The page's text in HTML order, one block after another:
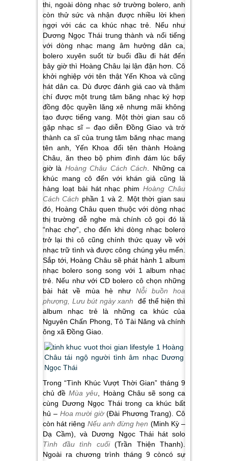
thi, ngoài dòng nhạc sở trường bolero, anh
còn thử sức và nhận được nhiều lời khen
ngợi với các ca khúc nhạc trẻ. Nếu như
Dương Ngọc Thái trung thành và nổi tiếng
với dòng nhạc mang âm hưởng dân ca,
bolero xuyên suốt từ buổi đầu đi hát đến
bây giờ thì Hoàng Châu lại lận đận hơn. Cô
khởi nghiệp với tên thật Yến Khoa và cũng
hát dân ca. Dù được đánh giá cao và thậm
chí được một trung tâm băng nhạc ký hợp
đồng độc quyền lăng xê nhưng mãi không
tạo được tiếng vang. Một thời gian sau cô
gặp nhạc sĩ – đạo diễn Đồng Giao và trở
thành ca sĩ của trung tâm băng nhạc mang
tên anh, Yến Khoa đổi tên thành Hoàng
Châu, ăn theo bộ phim đình đám lúc bấy
giờ là Hoàng Châu Cách Cách . Những ca
khúc mang cô đến với khán giả cũng là
hàng loạt bài hát nhạc phimHoàng Châu
Cách Cách phần 1 và 2. Một thời gian sau
đó, Hoàng Châu quen thuộc với dòng nhạc
thị trường dễ nghe mà chính cô gọi đó là
“nhạc chợ”, cho đến khi dòng nhạc bolero
trở lại thì cô cũng chính thức quay về với
nhạc trữ tình và được công chúng yêu mến.
Sắp tới, Hoàng Châu sẽ phát hành 1 album
nhạc bolero song song với 1 album nhạc
trẻ. Nếu như với CD bolero cô chọn những
bài hát về mùa hè như Nỗi buồn hoa
phượng, Lưu bút ngày xanh để thể hiện thì
album nhạc trẻ là những ca khúc của
Nguyên Chấn Phong, Tô Tài Năng và chính
ông xã Đồng Giao.
Trong “Tình Khúc Vượt Thời Gian” tháng 9
chủ đềMùa yêu , Hoàng Châu sẽ song ca
cùng Dương Ngọc Thái trong ca khúc bất
hủ – Hoa mười giờ(Đài Phương Trang). Cô
còn hát riêng Nếu anh đừng hẹn (Minh Kỳ –
Dạ Cầm), và Dương Ngọc Thái hát solo
Tình đầu tình cuối(Trần Thiện Thanh).
Ngoài ra chương trình tháng 9 còncó sự